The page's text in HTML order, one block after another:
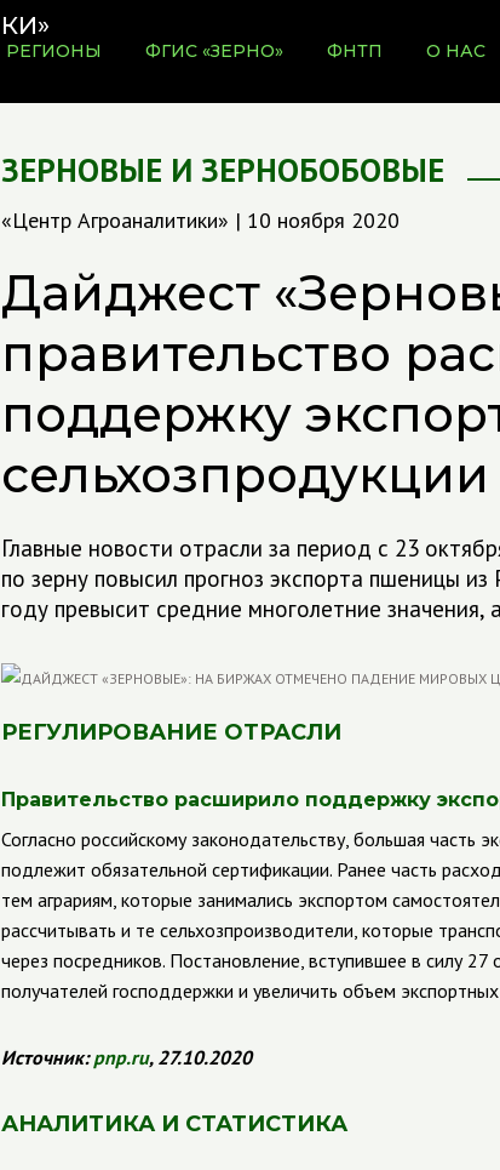
РЕГИОНЫ ФГИС «ЗЕРНО» ФНТП О НАС
ЗЕРНОВЫЕ И ЗЕРНОБОБОВЫЕ
«Центр Агроаналитики» | 10 ноября 2020
Дайджест
правительство
поддержку
сельхозпродукции
Главные новости отрасли за период с 23
по зерну повысил прогноз экспорта пшеницы
году превысит средние многолетние значения,
РЕГУЛИРОВАНИЕ ОТРАСЛИ
Правительство расширило поддержку
Согласно российскому законодательству, большая часть
подлежит обязательной сертификации. Ранее часть
тем аграриям, которые занимались экспортом
рассчитывать и те сельхозпроизводители, которые
через посредников. Постановление, вступившее в силу
получателей господдержки и увеличить объем
Источник:pnp.ru, 27.10.2020
АНАЛИТИКА И СТАТИСТИКА